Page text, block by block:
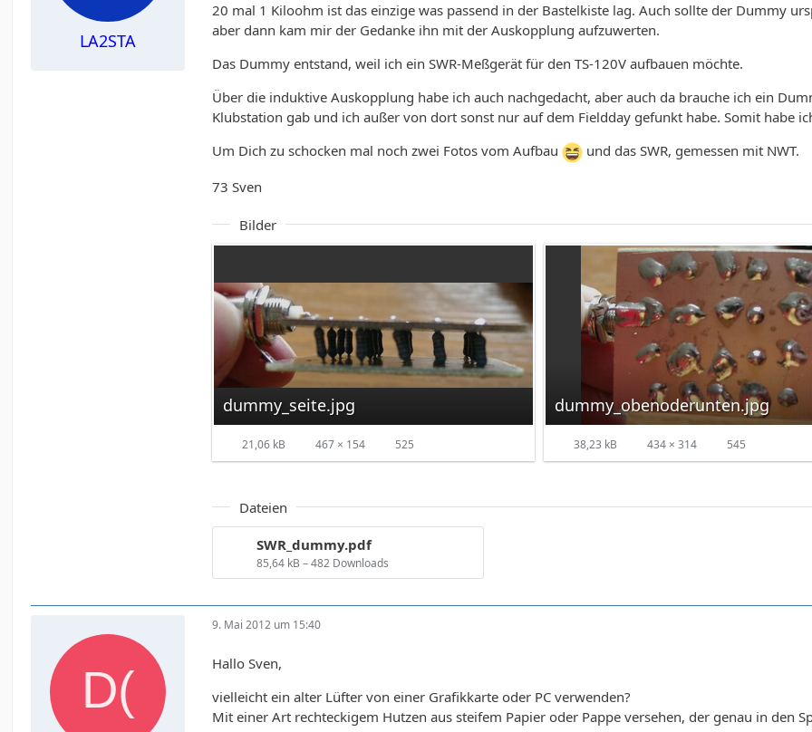
LA2STA
20 mal 1 Kiloohm ist das einzige was passend in der Bastelkiste lag. Auch sollte der Dummy
aber dann kam mir der Gedanke ihn mit der Auskopplung aufzuwerten.
Das Dummy entstand, weil ich ein SWR-Meßgerät für den TS-120V aufbauen möchte.
Über die induktive Auskopplung habe ich auch nachgedacht, aber auch da brauche ich ein
Klubstation gab und ich außer von dort sonst nur auf dem Fieldday gefunkt habe. Somit habe
Um Dich zu schocken mal noch zwei Fotos vom Aufbau
und das SWR, gemessen mit NWT.
73 Sven
Bilder
dummy_seite.jpg
21,06 kB 467 × 154 525
dummy_obenoderunten.jpg
38,23 kB 434 × 314 545
Dateien
SWR_dummy.pdf
85,64 kB – 482 Downloads
9. Mai 2012 um 15:40
Hallo Sven,
vielleicht ein alter Lüfter von einer Grafikkarte oder PC verwenden?
Mit einer Art rechteckigem Hutzen aus steifem Papier oder Pappe versehen, der genau in den